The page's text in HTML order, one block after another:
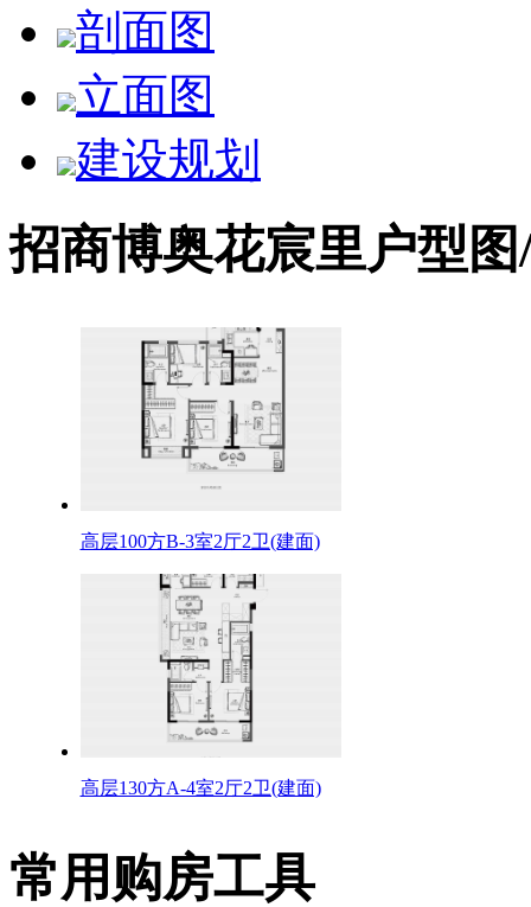
剖面图
立面图
建设规划
招商博奥花宸里户型
高层100方B-3室2厅2卫(建面)
高层130方A-4室2厅2卫(建面)
常用购房工具